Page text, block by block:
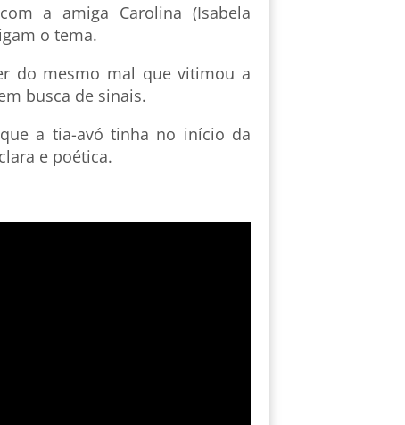
a amiga Carolina (Isabela
o tema.
do mesmo mal que vitimou a
busca de sinais.
a tia-avó tinha no início da
e poética.